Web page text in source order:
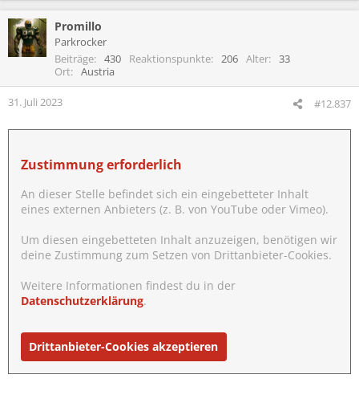
Promillo
Parkrocker
Beiträge
430 Reaktionspunkte 206 Alter
33
Ort
Austria
31. Juli 2023 #12.837
Zustimmung erforderlich
An dieser Stelle befindet sich ein eingebetteter Inhalt
eines externen Anbieters (z. B. von YouTube oder Vimeo).
Um diesen eingebetteten Inhalt anzuzeigen, benötigen wir
deine Zustimmung zum Setzen von Drittanbieter-Cookies.
Weitere Informationen findest du in der
Datenschutzerklärung.
Drittanbieter-Cookies akzeptieren